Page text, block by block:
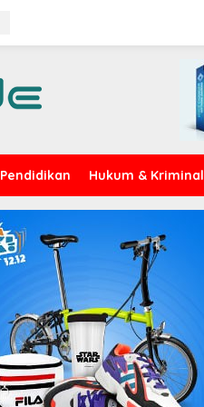
Pendidikan Hukum & Kriminal